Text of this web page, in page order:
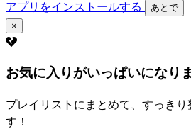
アプリをインストールする
あとで
×
お気に入りがいっぱいになり
プレイリストにまとめて、すっき
す！